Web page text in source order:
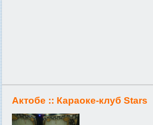
Актобе :: Караоке-клуб Stars